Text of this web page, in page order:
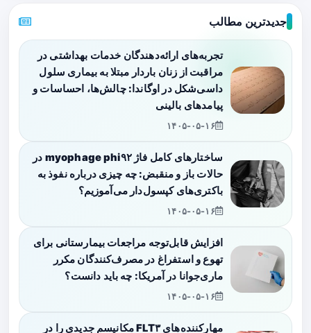
جدیدترین مطالب
تجربه‌های ارائه‌دهندگان خدمات بهداشتی در
مراقبت از زنان باردار مبتلا به بیماری سلول
داسی‌شکل در اوگاندا: چالش‌ها، احساسات و
پیامدهای بالینی
۱۴۰۵-۰۵-۱۶
ساختارهای کامل فاژ myophage phi۹۲ در
حالات باز و منقبض: چه چیزی درباره نفوذ به
باکتری‌های کپسول‌دار می‌آموزیم؟
۱۴۰۵-۰۵-۱۶
افزایش قابل‌توجه مراجعات بیمارستانی برای
تهوع و استفراغ در مصرف‌کنندگان مکرر
ماری‌جوانا در آمریکا: چه باید دانست؟
۱۴۰۵-۰۵-۱۶
مهارکننده‌های FLT۳ مکانیسم جدیدی را در